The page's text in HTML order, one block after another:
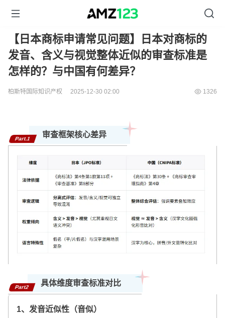
【日本商标申请常见问题】日本对商标的
发音、含义与视觉整体近似的审查标准是
怎样的？与中国有何差异？
柏斯特国际知识产权 2025-12-30 02:00 1326
Part.1 审查框架核心差异
Part2 具体维度审查标准对比
1、发音近似性（音似）